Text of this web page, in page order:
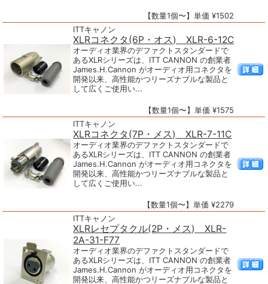
【数量1個〜】単価 ¥1502
ITTキャノン
XLRコネクタ(6P・オス) XLR-6-12C
オーディオ業界のデファクトスタンダードで
あるXLRシリーズは、ITT CANNON の創業者
James.H.Cannon がオーディオ用コネクタを
開発以来、高性能かつリーズナブルな製品と
して広くご使用い...
【数量1個〜】単価 ¥1575
ITTキャノン
XLRコネクタ(7P・メス) XLR-7-11C
オーディオ業界のデファクトスタンダードで
あるXLRシリーズは、ITT CANNON の創業者
James.H.Cannon がオーディオ用コネクタを
開発以来、高性能かつリーズナブルな製品と
して広くご使用い...
【数量1個〜】単価 ¥2279
ITTキャノン
XLRレセプタクル(2P・メス) XLR-
2A-31-F77
オーディオ業界のデファクトスタンダードで
あるXLRシリーズは、ITT CANNON の創業者
James.H.Cannon がオーディオ用コネクタを
開発以来、高性能かつリーズナブルな製品と